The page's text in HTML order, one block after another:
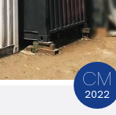
CM
2022